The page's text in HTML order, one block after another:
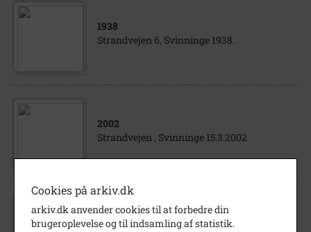
1938
Strandvejen 6, Svinninge 1938.
2002
Strandvejen , Svinninge 15.3.2002
2002
Cookies på arkiv.dk
arkiv.dk anvender cookies til at forbedre din
brugeroplevelse og til indsamling af statistik.